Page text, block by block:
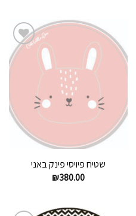
הוסף
לרשימת
שטיח פיויסי פינק באני
₪380.00